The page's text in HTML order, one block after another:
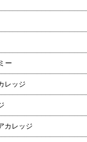
ー
レッジ
カレッジ